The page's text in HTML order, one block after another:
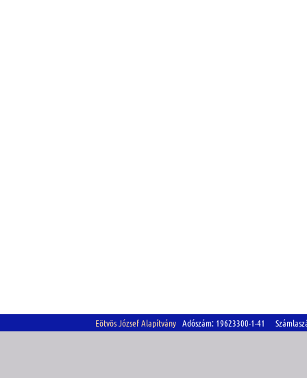
Eötvös József Alapítvány Adószám: 19623300-1-41